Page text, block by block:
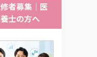
者募集｜医
士の方へ